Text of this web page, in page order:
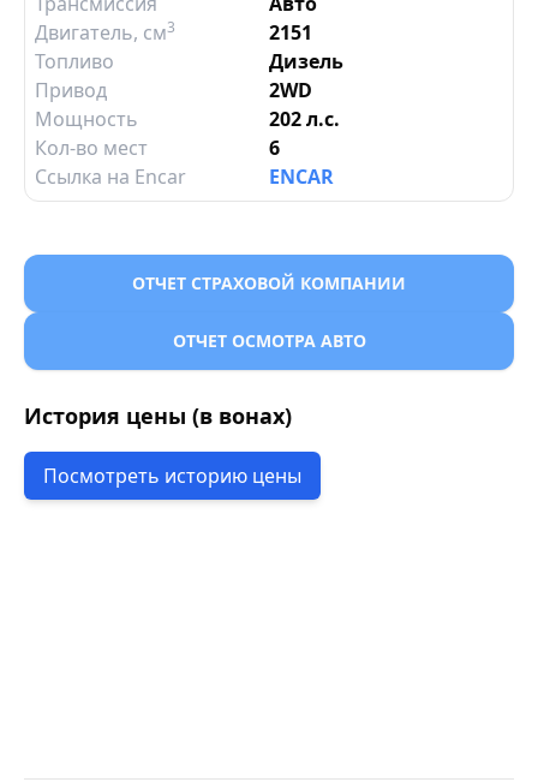
Двигатель, см3
2151
Топливо
Дизель
Привод
2WD
Мощность
202 л.с.
Кол-во мест
6
Ссылка на Encar
ENCAR
ОТЧЕТ СТРАХОВОЙ КОМПАНИИ
ОТЧЕТ ОСМОТРА АВТО
История цены (в вонах)
Посмотреть историю цены